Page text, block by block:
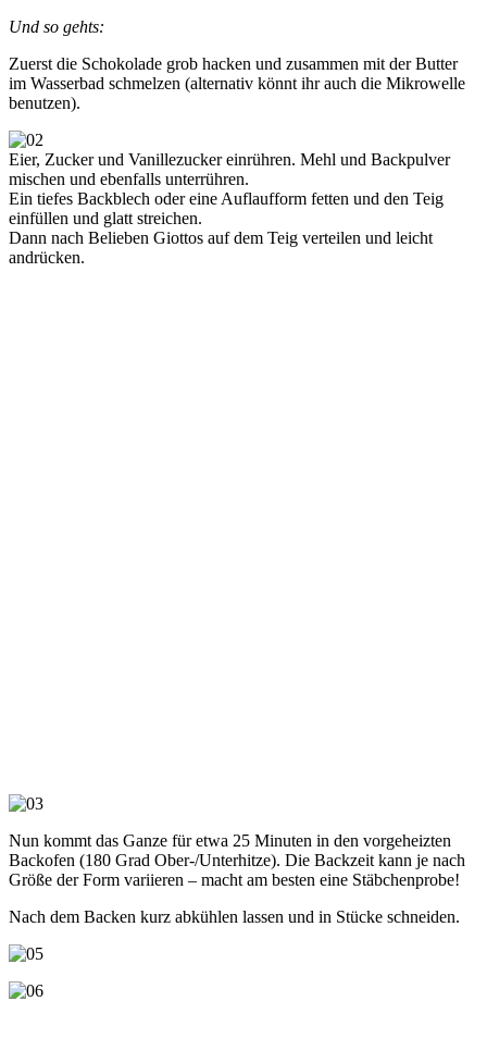
Und so gehts:
Zuerst die Schokolade grob hacken und zusammen mit der Butter
im Wasserbad schmelzen (alternativ könnt ihr auch die Mikrowelle
benutzen).
Eier, Zucker und Vanillezucker einrühren. Mehl und Backpulver
mischen und ebenfalls unterrühren.
Ein tiefes Backblech oder eine Auflaufform fetten und den Teig
einfüllen und glatt streichen.
Dann nach Belieben Giottos auf dem Teig verteilen und leicht
andrücken.
Nun kommt das Ganze für etwa 25 Minuten in den vorgeheizten
Backofen (180 Grad Ober-/Unterhitze). Die Backzeit kann je nach
Größe der Form variieren – macht am besten eine Stäbchenprobe!
Nach dem Backen kurz abkühlen lassen und in Stücke schneiden.